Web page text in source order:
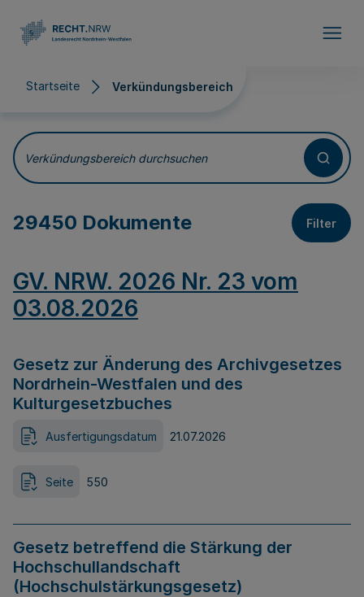
Startseite Verkündungsbereich
Verkündungsbereich
Verkündungsbereich durchsuchen
29450 Dokumente Filter
GV. NRW. 2026 Nr. 23 vom
03.08.2026
Gesetz zur Änderung des Archivgesetzes
Nordrhein-Westfalen und des
Kulturgesetzbuches
Ausfertigungsdatum 21.07.2026
Seite 550
Gesetz betreffend die Stärkung der
Hochschullandschaft
(Hochschulstärkungsgesetz)